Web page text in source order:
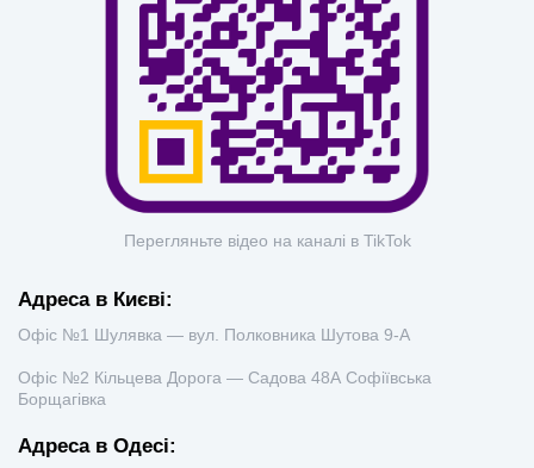
Перегляньте відео на каналі в TikTok
Адреса в Києві:
Офіс №1 Шулявка — вул. Полковника Шутова 9-А
Офіс №2 Кільцева Дорога — Садова 48А Софіївська
Борщагівка
Адреса в Одесі: